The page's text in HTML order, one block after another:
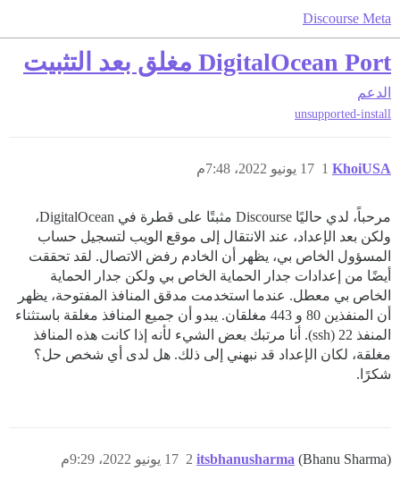
Discourse Meta
DigitalOcean Port مغلق بعد التثبيت
الدعم
unsupported-install
KhoiUSA 17 يونيو 2022، 7:48م 1
مرحباً، لدي حاليًا Discourse مثبتًا على قطرة في DigitalOcean،
ولكن بعد الإعداد، عند الانتقال إلى موقع الويب لتسجيل حساب
المسؤول الخاص بي، يظهر أن الخادم رفض الاتصال. لقد تحققت
أيضًا من إعدادات جدار الحماية الخاص بي ولكن جدار الحماية
الخاص بي معطل. عندما استخدمت مدقق المنافذ المفتوحة، يظهر
أن المنفذين 80 و 443 مغلقان. يبدو أن جميع المنافذ مغلقة باستثناء
المنفذ 22 (ssh). أنا مرتبك بعض الشيء لأنه إذا كانت هذه المنافذ
مغلقة، لكان الإعداد قد نبهني إلى ذلك. هل لدى أي شخص حل؟
شكرًا.
itsbhanusharma (Bhanu Sharma) 17 يونيو 2022، 9:29م 2